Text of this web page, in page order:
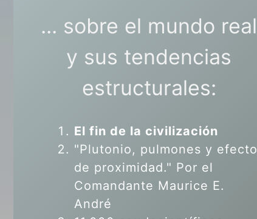
... sobre el mundo real
y sus tendencias
estructurales:
El fin de la civilización
"Plutonio, pulmones y efecto
de proximidad." Por el
Comandante Maurice E.
André